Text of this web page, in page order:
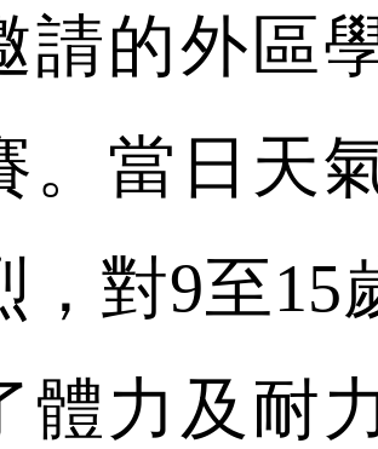
請的外區
。當日天
，對9至15
體力及耐